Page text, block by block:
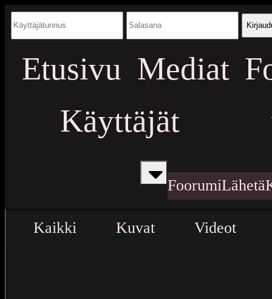
Etusivu Mediat
Käyttäjät
FoorumiLähetä
Kaikki Kuvat Videot